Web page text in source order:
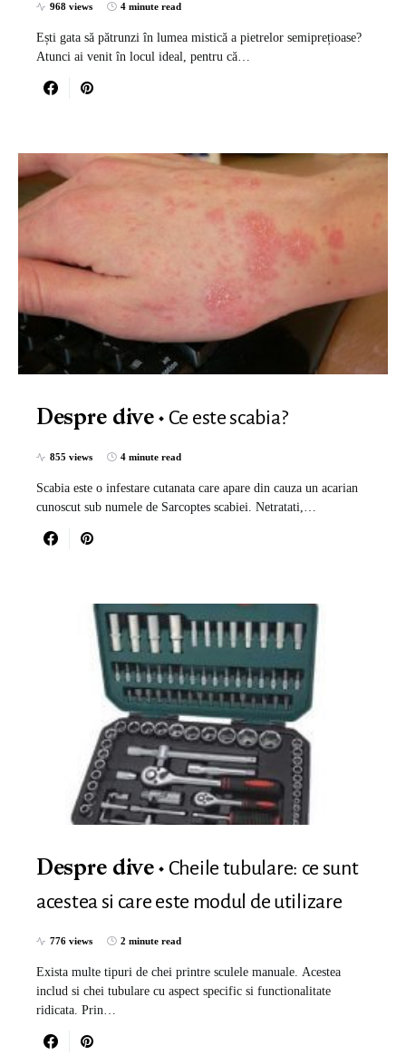
968 views 4 minute read
Ești gata să pătrunzi în lumea mistică a pietrelor semiprețioase?
Atunci ai venit în locul ideal, pentru că…
Despre dive Ce este scabia?
855 views 4 minute read
Scabia este o infestare cutanata care apare din cauza un acarian
cunoscut sub numele de Sarcoptes scabiei. Netratati,…
Despre dive
Cheile tubulare: ce sunt
acestea si care este modul de utilizare
776 views 2 minute read
Exista multe tipuri de chei printre sculele manuale. Acestea
includ si chei tubulare cu aspect specific si functionalitate
ridicata. Prin…